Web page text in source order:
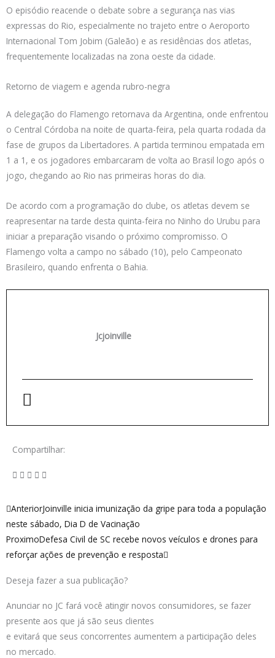
O episódio reacende o debate sobre a segurança nas vias
expressas do Rio, especialmente no trajeto entre o Aeroporto
Internacional Tom Jobim (Galeão) e as residências dos atletas,
frequentemente localizadas na zona oeste da cidade.
Retorno de viagem e agenda rubro-negra
A delegação do Flamengo retornava da Argentina, onde enfrentou
o Central Córdoba na noite de quarta-feira, pela quarta rodada da
fase de grupos da Libertadores. A partida terminou empatada em
1 a 1, e os jogadores embarcaram de volta ao Brasil logo após o
jogo, chegando ao Rio nas primeiras horas do dia.
De acordo com a programação do clube, os atletas devem se
reapresentar na tarde desta quinta-feira no Ninho do Urubu para
iniciar a preparação visando o próximo compromisso. O
Flamengo volta a campo no sábado (10), pelo Campeonato
Brasileiro, quando enfrenta o Bahia.
Jcjoinville
Compartilhar:
Anterior
AnteriorJoinville inicia imunização da gripe para toda a população
neste sábado, Dia D de Vacinação
ProximoDefesa Civil de SC recebe novos veículos e drones para
reforçar ações de prevenção e resposta
Próximo
Deseja fazer a sua publicação?
Anunciar no JC fará você atingir novos consumidores, se fazer
presente aos que já são seus clientes
e evitará que seus concorrentes aumentem a participação deles
no mercado.